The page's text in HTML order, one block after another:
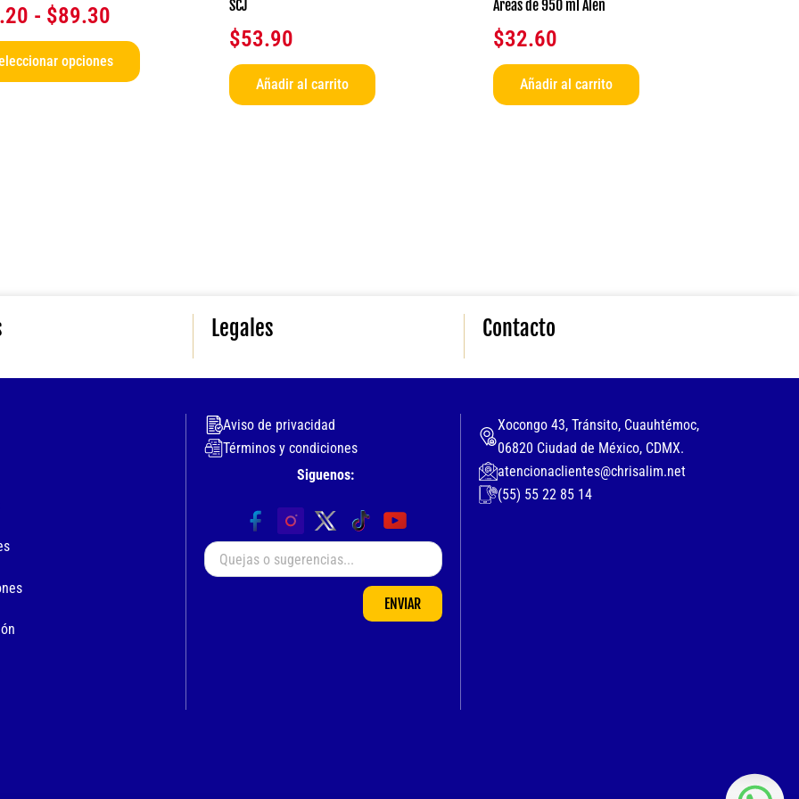
- $89.30
opciones
producto
SCJ
$53.90
Añadir al carrito
Áreas de 950 ml Alen
$32.60
Añadir al carrito
Legales Contacto
Aviso de privacidad
Términos y condiciones
Siguenos:
ENVIAR
Xocongo 43, Tránsito, Cuauhtémoc,
06820 Ciudad de México, CDMX.
atencionaclientes@chrisalim.net
(55) 55 22 85 14